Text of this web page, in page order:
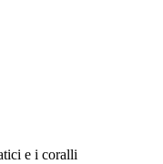
e i coralli